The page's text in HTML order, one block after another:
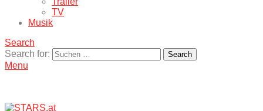
TV
Musik
Search
Search for:
Search
Menu